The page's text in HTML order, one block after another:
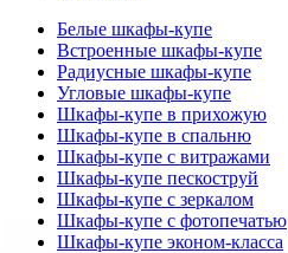
Белые шкафы-купе
Встроенные шкафы-купе
Радиусные шкафы-купе
Угловые шкафы-купе
Шкафы-купе в прихожую
Шкафы-купе в спальню
Шкафы-купе с витражами
Шкафы-купе пескоструй
Шкафы-купе с зеркалом
Шкафы-купе с фотопечатью
Шкафы-купе эконом-класса